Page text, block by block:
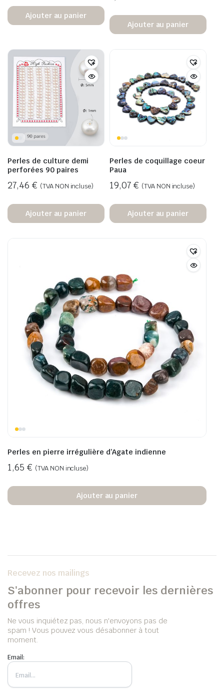
Ajouter au panier
Ajouter au panier
Perles de culture demi
perforées 90 paires
27,46 € (TVA NON incluse)
Ajouter au panier
Perles de coquillage coeur
Paua
19,07 € (TVA NON incluse)
Ajouter au panier
Perles en pierre irrégulière d’Agate indienne
1,65 € (TVA NON incluse)
Ajouter au panier
Recevez nos mailings
S'abonner pour recevoir les dernières
offres
Ne vous inquiétez pas, nous n'envoyons pas de
spam ! Vous pouvez vous désabonner à tout
moment.
Email: